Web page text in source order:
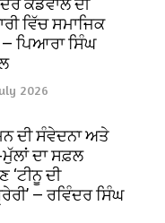
ਵਿੱਚ ਸਮਾਜਿਕ
ਪਿਆਰਾ ਸਿੰਘ
2026
ਦੀ ਸੰਵੇਦਨਾ ਅਤੇ
ਦਾ ਸਫ਼ਲ
‘ਟੀਨੂ ਦੀ
— ਰਵਿੰਦਰ ਸਿੰਘ